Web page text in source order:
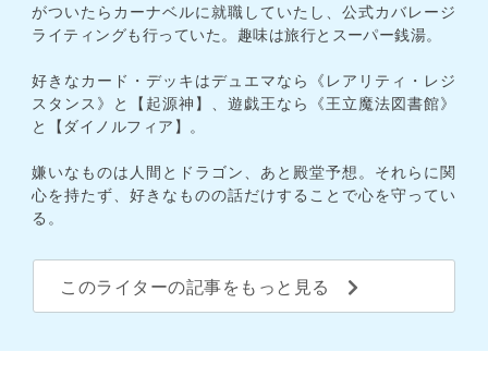
がついたらカーナベルに就職していたし、公式カバレージ
ライティングも行っていた。趣味は旅行とスーパー銭湯。
好きなカード・デッキはデュエマなら《レアリティ・レジ
スタンス》と【起源神】、遊戯王なら《王立魔法図書館》
と【ダイノルフィア】。
嫌いなものは人間とドラゴン、あと殿堂予想。それらに関
心を持たず、好きなものの話だけすることで心を守ってい
る。
このライターの記事をもっと見る